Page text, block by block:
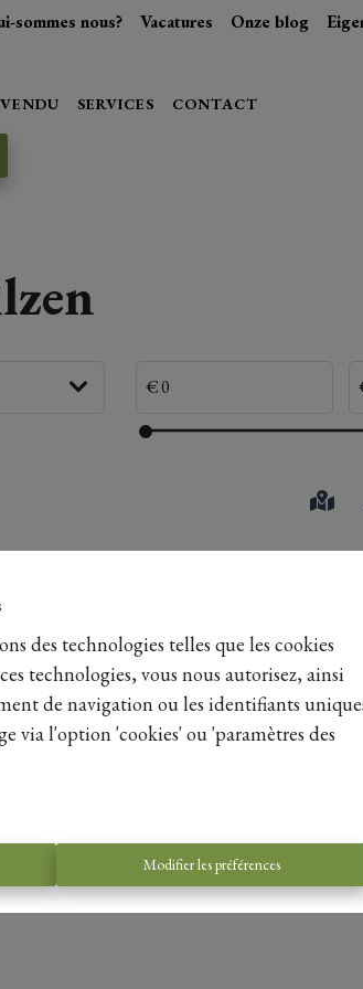
des technologies telles que les cookies
technologies, vous nous autorisez, ainsi
de navigation ou les identifiants
via l'option 'cookies' ou 'paramètres des
Modifier les préférences
sommes nous? Vacatures Onze blog
VENDU SERVICES CONTACT